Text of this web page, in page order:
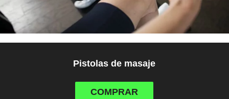
Pistolas de masaje
COMPRAR